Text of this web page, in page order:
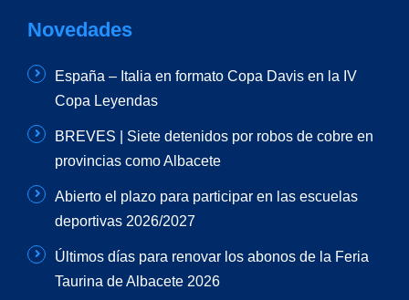
Novedades
España – Italia en formato Copa Davis en la IV
Copa Leyendas
BREVES | Siete detenidos por robos de cobre en
provincias como Albacete
Abierto el plazo para participar en las escuelas
deportivas 2026/2027
Últimos días para renovar los abonos de la Feria
Taurina de Albacete 2026